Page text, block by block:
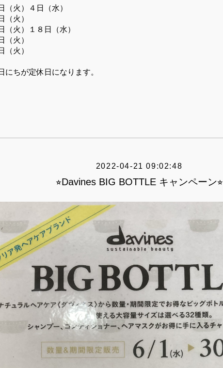
（火）４日（水）
火）
火）１８日（水）
火）
（火）
にちが定休日になります。
2022-04-21 09:02:48
⭐︎Davines BIG BOTTLE キャンペーン⭐︎